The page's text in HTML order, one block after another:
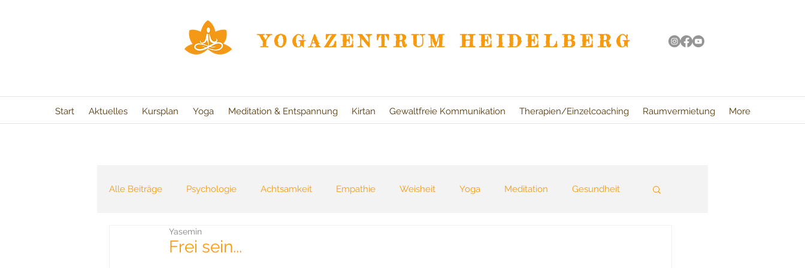
YOGAZENTRUM HEIDELBERG
Start Aktuelles Kursplan Yoga Meditation & Entspannung Kirtan Gewaltfreie Kommunikation Therapien/Einzelcoaching Raumvermietung More
Alle Beiträge Psychologie Achtsamkeit Empathie Weisheit Yoga Meditation Gesundheit
Buchtipp
Frei sein...
Yasemin